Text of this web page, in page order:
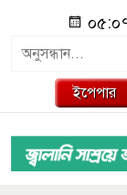
ইপেপার